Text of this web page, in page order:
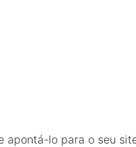
lo para o seu